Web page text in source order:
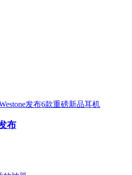
发布6款重磅新品耳机
布